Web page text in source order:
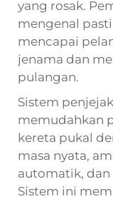
yang rosak.
mengenal
mencapai
jenama dan
pulangan.
Sistem
memudahkan
kereta pukal
masa nyata,
automatik,
Sistem ini